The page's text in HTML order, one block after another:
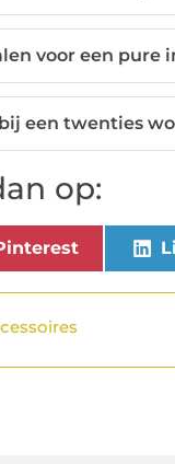
voor een pure
een twenties
op: